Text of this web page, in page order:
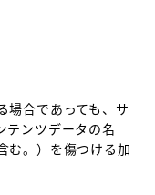
場合であっても、サ
テンツデータの名
む。）を傷つける加